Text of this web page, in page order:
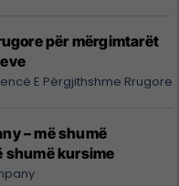
për mërgimtarët
E Përgjithshme Rrugore
– më shumë
shumë kursime